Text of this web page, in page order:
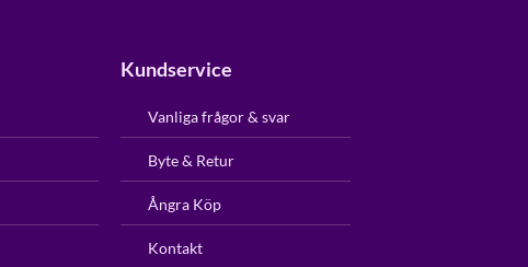
Kundservice
Vanliga frågor & svar
Byte & Retur
Ångra Köp
Kontakt